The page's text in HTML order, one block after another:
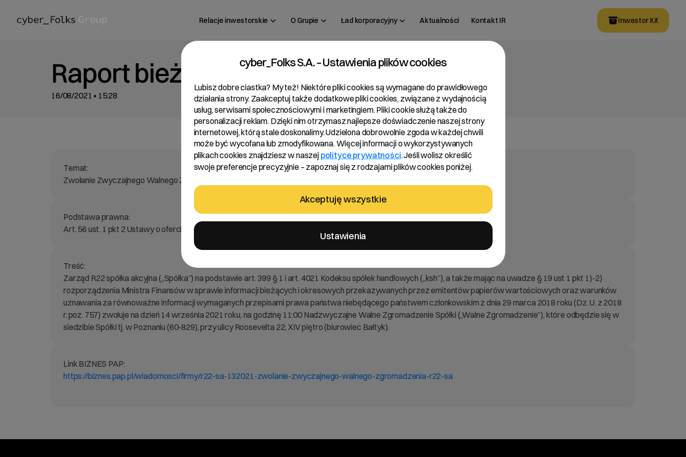
Relacje inwestorskie O Grupie Ład korporacyjny Aktualności Kontakt IR Inwestor Kit
Raport bieżący 13/2021
16/08/2021 • 15:28
Temat:
Zwołanie Zwyczajnego Walnego Zgromadzenia R22 S.A.
Podstawa prawna:
Art. 56 ust. 1 pkt 2 Ustawy o ofercie – informacje bieżące i okresowe
Treść:
Zarząd R22 spółka akcyjna („Spółka”) na podstawie art. 399 § 1 i art. 4021 Kodeksu spółek handlowych („ksh”), a także mając na uwadze § 19 ust 1 pkt 1)-2)
rozporządzenia Ministra Finansów w sprawie informacji bieżących i okresowych przekazywanych przez emitentów papierów wartościowych oraz warunków
uznawania za równoważne informacji wymaganych przepisami prawa państwa niebędącego państwem członkowskim z dnia 29 marca 2018 roku (Dz. U. z 2018
r. poz. 757) zwołuje na dzień 14 września 2021 roku, na godzinę 11:00 Nadzwyczajne Walne Zgromadzenie Spółki („Walne Zgromadzenie”), które odbędzie się w
siedzibie Spółki tj. w Poznaniu (60-829), przy ulicy Roosevelta 22, XIV piętro (biurowiec Bałtyk).
Link BIZNES PAP:
https://biznes.pap.pl/wiadomosci/firmy/r22-sa-132021-zwolanie-zwyczajnego-walnego-zgromadzenia-r22-sa
cyber_Folks S.A. – Ustawienia plików cookies
Lubisz dobre ciastka? My też! Niektóre pliki cookies są wymagane do prawidłowego
działania strony. Zaakceptuj także dodatkowe pliki cookies, związane z wydajnością
usług, serwisami społecznościowymi i marketingiem. Pliki cookie służą także do
personalizacji reklam. Dzięki nim otrzymasz najlepsze doświadczenie naszej strony
internetowej, którą stale doskonalimy. Udzielona dobrowolnie zgoda w każdej chwili
może być wycofana lub zmodyfikowana. Więcej informacji o wykorzystywanych
plikach cookies znajdziesz w naszej polityce prywatności. Jeśli wolisz określić
swoje preferencje precyzyjnie – zapoznaj się z rodzajami plików cookies poniżej.
Akceptuję wszystkie
Ustawienia